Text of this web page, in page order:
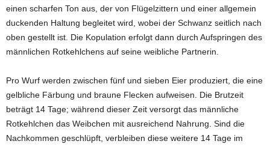
einen scharfen Ton aus, der von Flügelzittern und einer allgemein
duckenden Haltung begleitet wird, wobei der Schwanz seitlich nach
oben gestellt ist. Die Kopulation erfolgt dann durch Aufspringen des
männlichen Rotkehlchens auf seine weibliche Partnerin.
Pro Wurf werden zwischen fünf und sieben Eier produziert, die eine
gelbliche Färbung und braune Flecken aufweisen. Die Brutzeit
beträgt 14 Tage; während dieser Zeit versorgt das männliche
Rotkehlchen das Weibchen mit ausreichend Nahrung. Sind die
Nachkommen geschlüpft, verbleiben diese weitere 14 Tage im